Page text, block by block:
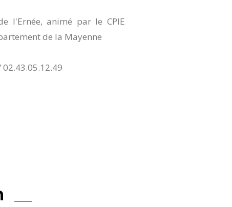
l'Ernée, animé par le CPIE
de la Mayenne